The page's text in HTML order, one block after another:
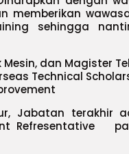
sehingga
dan Magister
Technical
Jabatan terakhir
Refresentative